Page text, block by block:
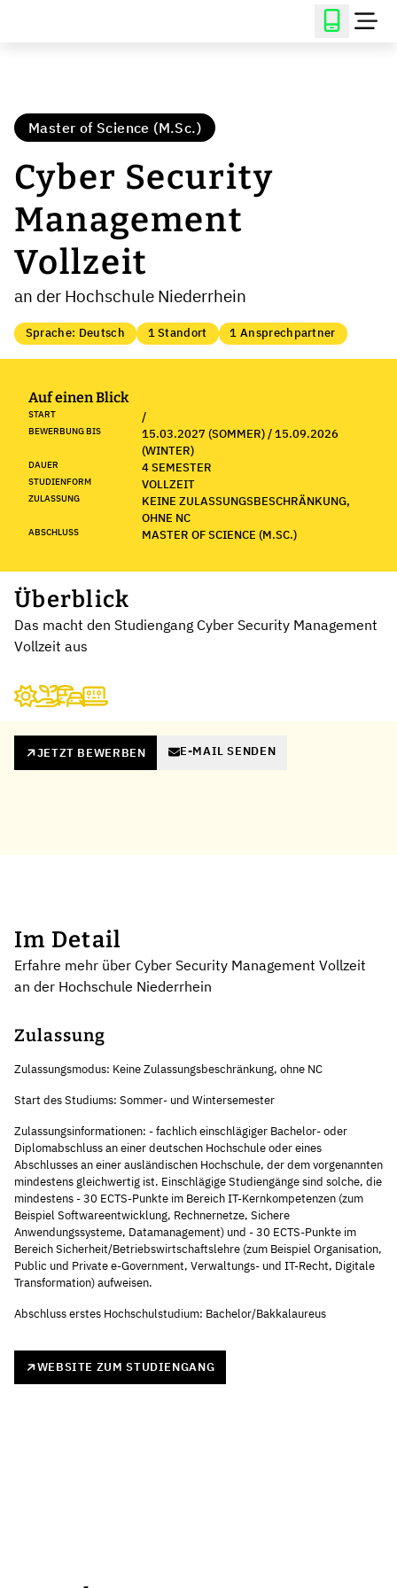
Master of Science (M.Sc.)
Cyber Security
Management
Vollzeit
an der Hochschule Niederrhein
Sprache: Deutsch 1 Standort 1 Ansprechpartner
Auf einen Blick
START /
BEWERBUNG BIS
15.03.2027 (SOMMER) / 15.09.2026
(WINTER)
DAUER 4 SEMESTER
STUDIENFORM VOLLZEIT
ZULASSUNG
KEINE ZULASSUNGSBESCHRÄNKUNG,
OHNE NC
ABSCHLUSS MASTER OF SCIENCE (M.SC.)
Überblick
Das macht den Studiengang Cyber Security Management
Vollzeit aus
JETZT BEWERBEN E-MAIL SENDEN
Im Detail
Erfahre mehr über Cyber Security Management Vollzeit
an der Hochschule Niederrhein
Zulassung
Zulassungsmodus: Keine Zulassungsbeschränkung, ohne NC
Start des Studiums: Sommer- und Wintersemester
Zulassungsinformationen: - fachlich einschlägiger Bachelor- oder
Diplomabschluss an einer deutschen Hochschule oder eines
Abschlusses an einer ausländischen Hochschule, der dem vorgenannten
mindestens gleichwertig ist. Einschlägige Studiengänge sind solche, die
mindestens - 30 ECTS-Punkte im Bereich IT-Kernkompetenzen (zum
Beispiel Softwareentwicklung, Rechnernetze, Sichere
Anwendungssysteme, Datamanagement) und - 30 ECTS-Punkte im
Bereich Sicherheit/Betriebswirtschaftslehre (zum Beispiel Organisation,
Public und Private e-Government, Verwaltungs- und IT-Recht, Digitale
Transformation) aufweisen.
Abschluss erstes Hochschulstudium: Bachelor/Bakkalaureus
WEBSITE ZUM STUDIENGANG